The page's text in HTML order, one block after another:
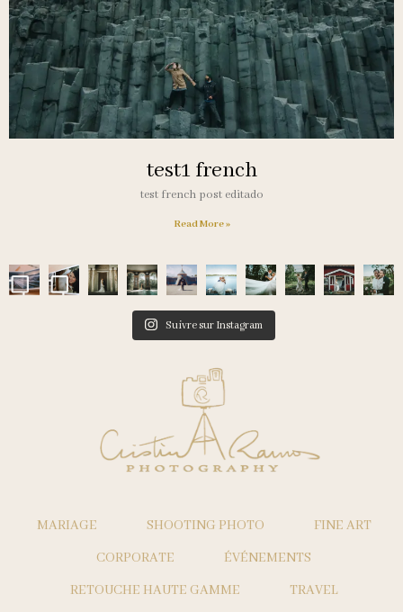
test1 french
test french post editado
Read More »
Suivre sur Instagram
MARIAGE SHOOTING PHOTO
FINE ART
CORPORATE
ÉVÉNEMENTS
RETOUCHE HAUTE GAMME
TRAVEL